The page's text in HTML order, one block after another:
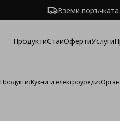
Вземи
ПродуктиСтаиОфертиУслуги
Продукти›Кухни и електроуреди›